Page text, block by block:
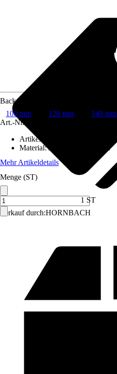
Verkauf durch:HORNBACH
Backenbreite
100 mm
120 mm 140 mm
Art.-Nr.
Artikeltyp
Material:Aluminium, Gummi
Mehr Artikeldetails
Menge (ST)
1 ST